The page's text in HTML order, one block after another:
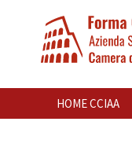
HOME CCIAA